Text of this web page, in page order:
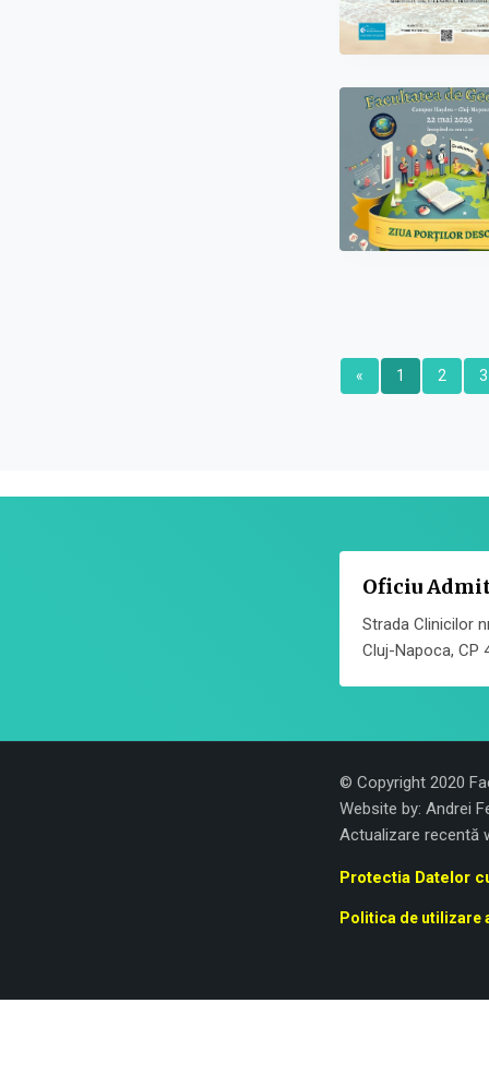
« 1 2 3
Oficiu
Strada Clinicilor
Cluj-Napoca, CP
© Copyright 2020
Website by: Andrei
Actualizare recentă
Protectia Datelor
Politica de utilizare